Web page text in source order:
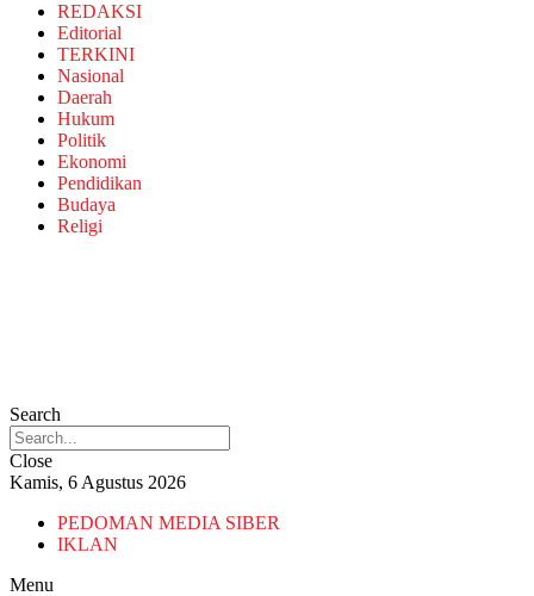
REDAKSI
Editorial
TERKINI
Nasional
Daerah
Hukum
Politik
Ekonomi
Pendidikan
Budaya
Religi
Search
Close
Kamis, 6 Agustus 2026
PEDOMAN MEDIA SIBER
IKLAN
Menu